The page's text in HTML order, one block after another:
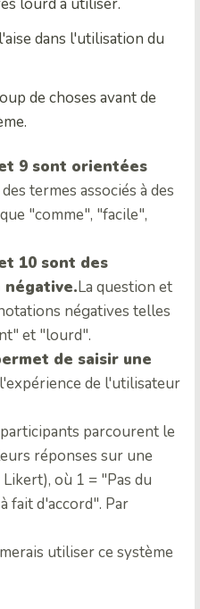
lourd à utiliser.
dans l'utilisation du
de choses avant de
9 sont orientées
termes associés à des
"comme", "facile",
10 sont des
La question et
négatives telles
et "lourd".
de saisir une
de l'utilisateur
parcourent le
réponses sur une
où 1 = "Pas du
fait d'accord". Par
utiliser ce système